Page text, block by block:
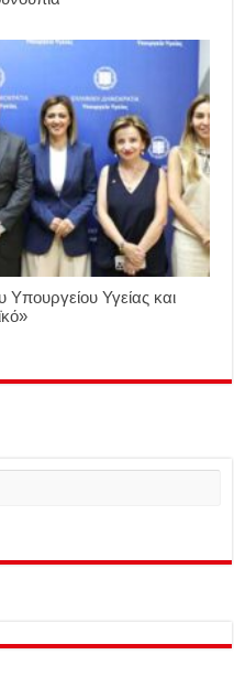
Υπουργείου Υγείας και